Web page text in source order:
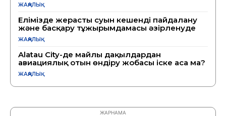
ЖАҢАЛЫҚ
Елімізде жерасты суын кешенді пайдалану
және басқару тұжырымдамасы әзірленуде
ЖАҢАЛЫҚ
Alatau City-де майлы дақылдардан
авиациялық отын өндіру жобасы іске аса ма?
ЖАҢАЛЫҚ
ЖАРНАМА